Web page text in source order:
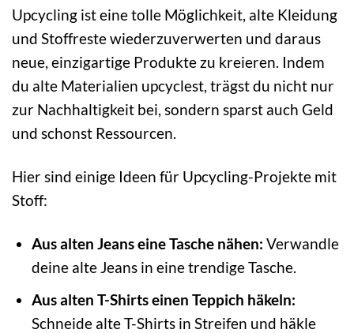
Upcycling ist eine tolle Möglichkeit, alte Kleidung
und Stoffreste wiederzuverwerten und daraus
neue, einzigartige Produkte zu kreieren. Indem
du alte Materialien upcyclest, trägst du nicht nur
zur Nachhaltigkeit bei, sondern sparst auch Geld
und schonst Ressourcen.
Hier sind einige Ideen für Upcycling-Projekte mit
Stoff:
Aus alten Jeans eine Tasche nähen: Verwandle
deine alte Jeans in eine trendige Tasche.
Aus alten T-Shirts einen Teppich häkeln:
Schneide alte T-Shirts in Streifen und häkle